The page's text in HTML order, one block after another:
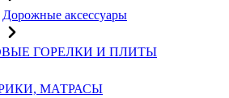
Дорожные аксессуары
ГОРЕЛКИ И ПЛИТЫ
МАТРАСЫ